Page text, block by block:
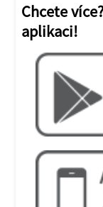
Chcete
aplikaci!